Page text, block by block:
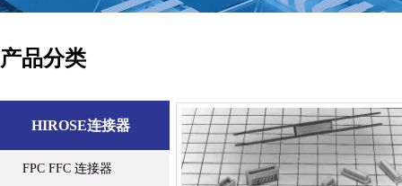
HIROSE连接器
FPC FFC 连接器
产品分类